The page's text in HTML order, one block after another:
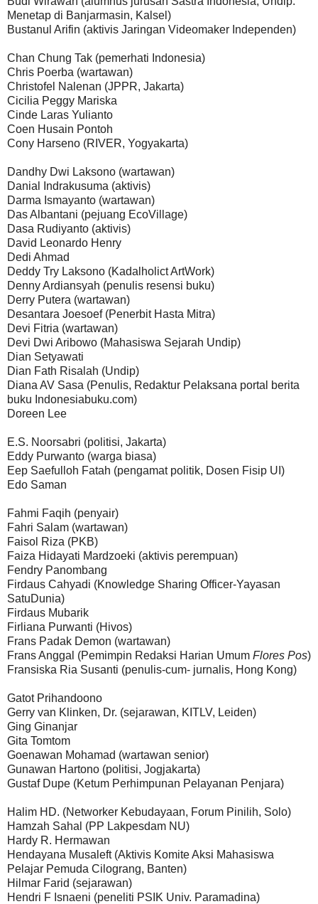
Menetap di Banjarmasin, Kalsel)
Bustanul Arifin (aktivis Jaringan Videomaker Independen)
Chan Chung Tak (pemerhati Indonesia)
Chris Poerba (wartawan)
Christofel Nalenan (JPPR, Jakarta)
Cicilia Peggy Mariska
Cinde Laras Yulianto
Coen Husain Pontoh
Cony Harseno (RIVER, Yogyakarta)
Dandhy Dwi Laksono (wartawan)
Danial Indrakusuma (aktivis)
Darma Ismayanto (wartawan)
Das Albantani (pejuang EcoVillage)
Dasa Rudiyanto (aktivis)
David Leonardo Henry
Dedi Ahmad
Deddy Try Laksono (Kadalholict ArtWork)
Denny Ardiansyah (penulis resensi buku)
Derry Putera (wartawan)
Desantara Joesoef (Penerbit Hasta Mitra)
Devi Fitria (wartawan)
Devi Dwi Aribowo (Mahasiswa Sejarah Undip)
Dian Setyawati
Dian Fath Risalah (Undip)
Diana AV Sasa (Penulis, Redaktur Pelaksana portal berita
buku Indonesiabuku.com)
Doreen Lee
E.S. Noorsabri (politisi, Jakarta)
Eddy Purwanto (warga biasa)
Eep Saefulloh Fatah (pengamat politik, Dosen Fisip UI)
Edo Saman
Fahmi Faqih (penyair)
Fahri Salam (wartawan)
Faisol Riza (PKB)
Faiza Hidayati Mardzoeki (aktivis perempuan)
Fendry Panombang
Firdaus Cahyadi (Knowledge Sharing Officer-Yayasan
SatuDunia)
Firdaus Mubarik
Firliana Purwanti (Hivos)
Frans Padak Demon (wartawan)
Frans Anggal (Pemimpin Redaksi Harian Umum Flores Pos)
Fransiska Ria Susanti (penulis-cum- jurnalis, Hong Kong)
Gatot Prihandoono
Gerry van Klinken, Dr. (sejarawan, KITLV, Leiden)
Ging Ginanjar
Gita Tomtom
Goenawan Mohamad (wartawan senior)
Gunawan Hartono (politisi, Jogjakarta)
Gustaf Dupe (Ketum Perhimpunan Pelayanan Penjara)
Halim HD. (Networker Kebudayaan, Forum Pinilih, Solo)
Hamzah Sahal (PP Lakpesdam NU)
Hardy R. Hermawan
Hendayana Musaleft (Aktivis Komite Aksi Mahasiswa
Pelajar Pemuda Cilograng, Banten)
Hilmar Farid (sejarawan)
Hendri F Isnaeni (peneliti PSIK Univ. Paramadina)